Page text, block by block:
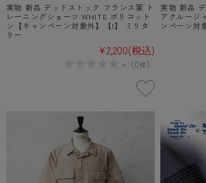
実物 新品 デッドストック フランス軍 ト
レーニングショーツ WHITE ポリコット
ン【キャンペーン対象外】【I】 ミリタ
リー
¥2,200(税込)
-（0件）
実物 新品
アクルージ
ンペーン対